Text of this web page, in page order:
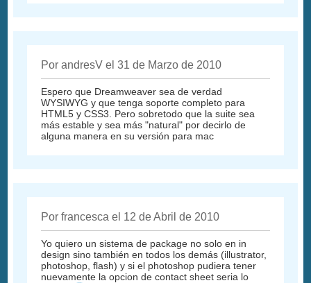
Por andresV el 31 de Marzo de 2010
Espero que Dreamweaver sea de verdad
WYSIWYG y que tenga soporte completo para
HTML5 y CSS3. Pero sobretodo que la suite sea
más estable y sea más "natural" por decirlo de
alguna manera en su versión para mac
Por francesca el 12 de Abril de 2010
Yo quiero un sistema de package no solo en in
design sino también en todos los demás (illustrator,
photoshop, flash) y si el photoshop pudiera tener
nuevamente la opcion de contact sheet seria lo